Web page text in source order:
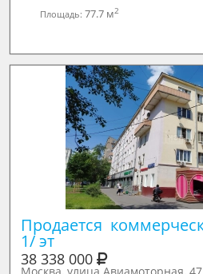
Площадь:77.7 м2
Продается
1/ эт
38 338 000